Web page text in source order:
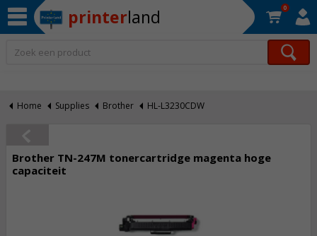
printerland 0
Home Supplies Brother HL-L3230CDW
Brother TN-247M tonercartridge magenta hoge
capaciteit